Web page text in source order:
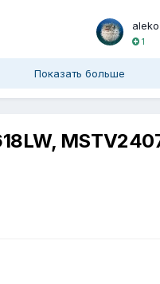
1
Показать больше